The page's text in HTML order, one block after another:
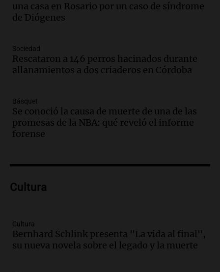
en Mendoza
Panorama Federal
Audio.
en la Sociedad Rural de Bulaya con
actividades para toda la familia
Audio.
edificios y una casa del estudiante para
jóvenes de la región
Panorama Federal
Audio.Preparativos finales para la gran
Bulaya este sábado
Audio.
Congreso y evacuación por derrame de
oxígeno en Montecastro
una casa en Rosario por un caso de síndrome
de Diógenes
Sociedad
Rescataron a 146 perros hacinados durante
allanamientos a dos criaderos en Córdoba
Básquet
Se conoció la causa de muerte de una de las
promesas de la NBA: qué reveló el informe
forense
Cultura
Cultura
Bernhard Schlink presenta "La vida al final",
su nueva novela sobre el legado y la muerte